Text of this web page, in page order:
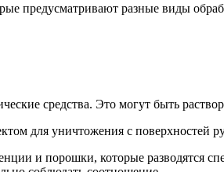
предусматривают разные виды
средства. Это могут быть
для уничтожения с
и порошки, которые разводятся